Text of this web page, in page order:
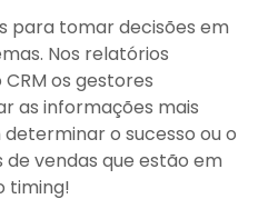
para tomar decisões em
Nos relatórios
os gestores
as informações mais
o sucesso ou o
vendas que estão em
timing!